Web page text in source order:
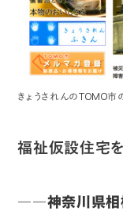
きょうされんのTOMO市
福祉仮設住宅
――神奈川県相